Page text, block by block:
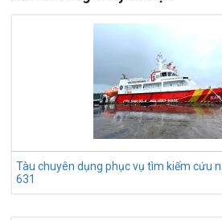
Tàu chuyên dụng phục vụ tìm kiếm cứu
631